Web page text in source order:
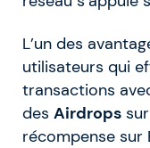
L’un des
utilisateurs qui
transactions
des Airdrops
récompense sur